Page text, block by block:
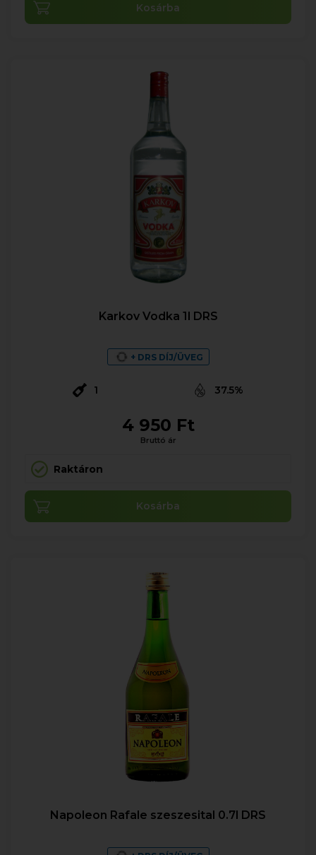
Kosárba
Karkov Vodka 1l DRS
+ DRS DÍJ/ÜVEG
1 37.5%
4 950 Ft
Bruttó ár
Raktáron
Kosárba
Napoleon Rafale szeszesital 0.7l DRS